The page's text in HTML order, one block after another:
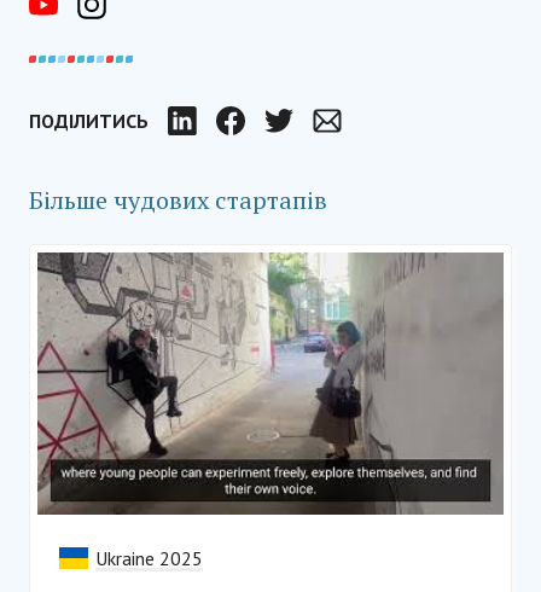
ПОДІЛИТИСЬ LinkedIn FacebookTwitter
Більше чудових стартапів
Ukraine 2025